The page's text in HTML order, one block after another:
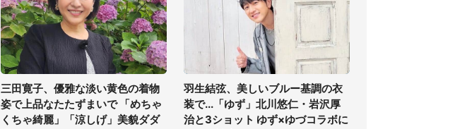
三田寛子、優雅な淡い黄色の着物
姿で上品なたたずまいで 「めちゃ
くちゃ綺麗」「涼しげ」美貌ダダ
羽生結弦、美しいブルー基調の衣
装で...「ゆず」北川悠仁・岩沢厚
治と3ショット ゆず×ゆづコラボに